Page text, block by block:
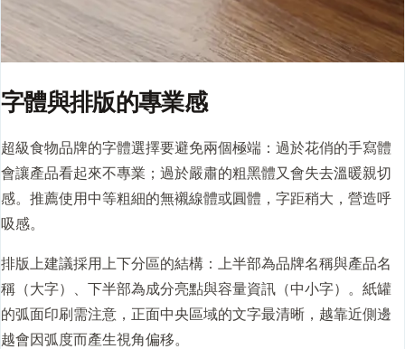
字體與排版的專業感
超級食物品牌的字體選擇要避免兩個極端：過於花俏的手寫體
會讓產品看起來不專業；過於嚴肅的粗黑體又會失去溫暖親切
感。推薦使用中等粗細的無襯線體或圓體，字距稍大，營造呼
吸感。
排版上建議採用上下分區的結構：上半部為品牌名稱與產品名
稱（大字）、下半部為成分亮點與容量資訊（中小字）。紙罐
的弧面印刷需注意，正面中央區域的文字最清晰，越靠近側邊
越會因弧度而產生視角偏移。